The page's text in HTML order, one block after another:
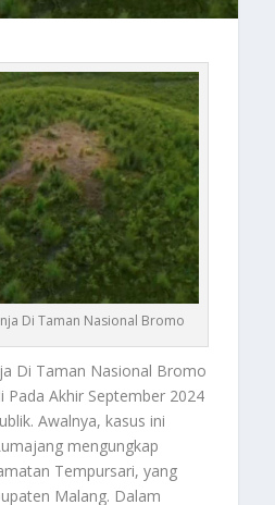
Di Taman Nasional Bromo
Di Taman Nasional Bromo
Pada Akhir September 2024
Awalnya, kasus ini
mengungkap
Tempursari, yang
Malang. Dalam